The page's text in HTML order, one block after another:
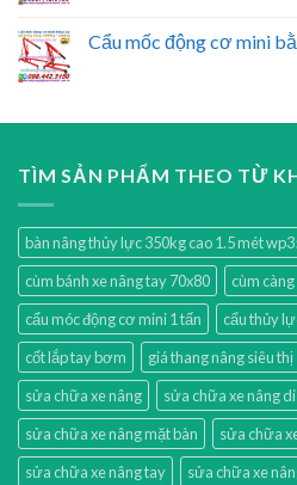
Cẩu mốc động cơ mini
TÌM SẢN PHẨM THEO TỪ
bàn nâng thủy lực 350kg cao 1.5 mét
cùm bánh xe nâng tay 70x80
cùm
cẩu móc động cơ mini 1 tấn
cẩu thủy
cốt lắp tay bơm
giá thang nâng siêu thị
sửa chữa xe nâng
sửa chữa xe nâng
sửa chữa xe nâng mặt bàn
sửa chữa
sửa chữa xe nâng tay
sửa chữa xe